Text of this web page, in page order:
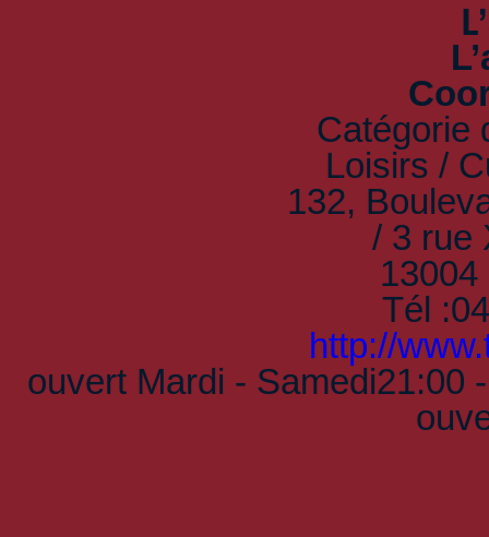
Catégorie
Loisirs /
132,
/ 3 rue
Tél
http://
ouvert Mardi - Samedi21:00